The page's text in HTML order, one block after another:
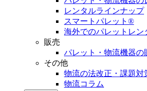
レンタルラインナップ
スマートパレット®
海外でのパレットレン
販売
パレット・物流機器の
その他
物流の法改正・課題対
物流コラム